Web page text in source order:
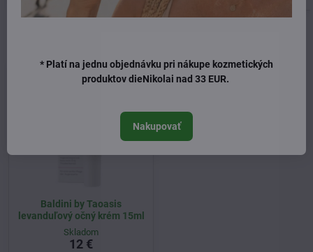
Baldini by Taoasis
levanduľový očný krém 15ml
Skladom
12 €
* Platí na jednu objednávku pri nákupe kozmetických
produktov dieNikolai nad 33 EUR.
Nakupovať